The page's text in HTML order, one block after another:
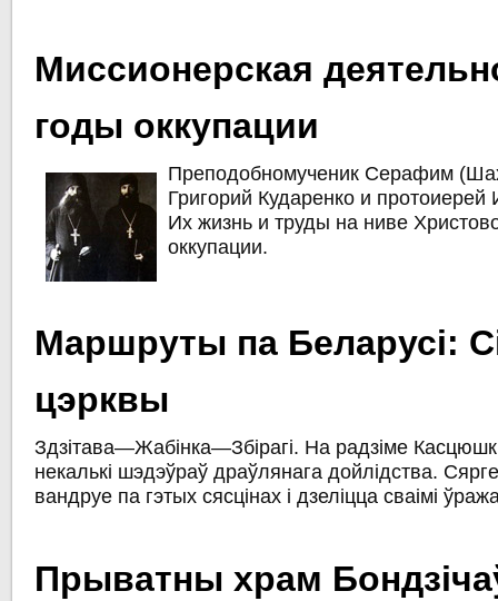
Миссионерская
годы оккупации
Преподобномученик Серафим
Григорий Кударенко и протоиерей
Их жизнь и труды на ниве
оккупации.
Маршруты па Беларусі:
цэрквы
Здзітава—Жабінка—Збірагі. На радзіме
некалькі шэдэўраў драўлянага дойлідства.
вандруе па гэтых сясцінах і дзеліцца сваімі
Прыватны храм